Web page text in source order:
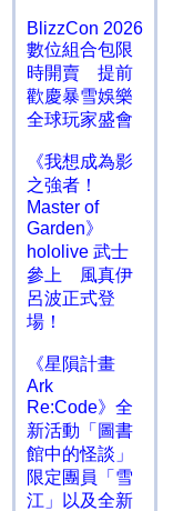
BlizzCon 2026
數位組合包限
時開賣 提前
歡慶暴雪娛樂
全球玩家盛會
《我想成為影
之強者！
Master of
Garden》
hololive 武士
參上 風真伊
呂波正式登
場！
《星隕計畫
Ark
Re:Code》全
新活動「圖書
館中的怪談」
限定團員「雪
江」以及全新